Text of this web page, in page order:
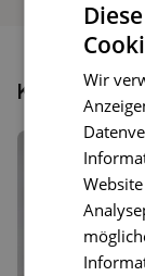
Könnte dir
Wir